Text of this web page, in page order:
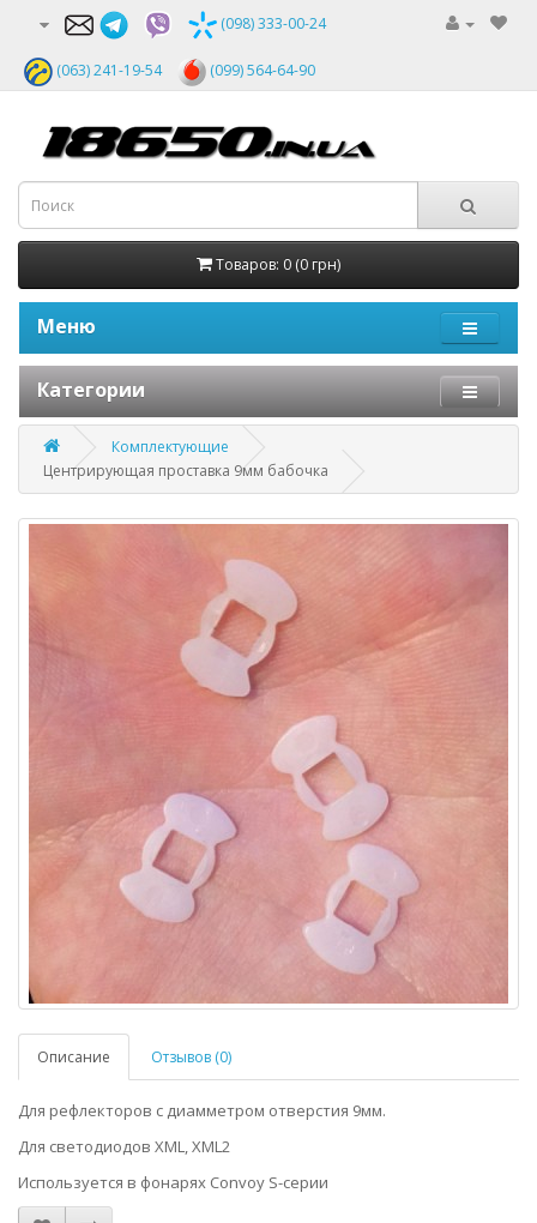
(098) 333-00-24
(063) 241-19-54 (099) 564-64-90
Товаров: 0 (0 грн)
Меню
Категории
Комплектующие
Центрирующая проставка 9мм бабочка
Описание Отзывов (0)
Для рефлекторов с диамметром отверстия 9мм.
Для светодиодов XML, XML2
Используется в фонарях Convoy S-серии